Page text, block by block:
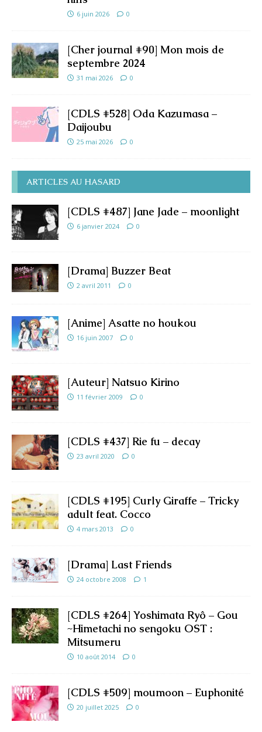
6 juin 2026 0
[Cher journal #90] Mon mois de
septembre 2024
31 mai 2026 0
[CDLS #528] Oda Kazumasa –
Daijoubu
25 mai 2026 0
ARTICLES AU HASARD
[CDLS #487] Jane Jade – moonlight
6 janvier 2024 0
[Drama] Buzzer Beat
2 avril 2011 0
[Anime] Asatte no houkou
16 juin 2007 0
[Auteur] Natsuo Kirino
11 février 2009 0
[CDLS #437] Rie fu – decay
23 avril 2020 0
[CDLS #195] Curly Giraffe – Tricky
adult feat. Cocco
4 mars 2013 0
[Drama] Last Friends
24 octobre 2008 1
[CDLS #264] Yoshimata Ryô – Gou
~Himetachi no sengoku OST :
Mitsumeru
10 août 2014 0
[CDLS #509] moumoon – Euphonité
20 juillet 2025 0